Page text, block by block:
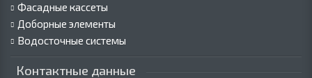
Фасадные кассеты
Доборные элементы
Водосточные системы
Контактные данные